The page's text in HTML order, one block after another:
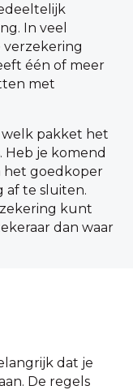
In veel
één of meer
met
welk pakket het
Heb je komend
het goedkoper
af te sluiten.
kunt
dan waar
dat je
De regels